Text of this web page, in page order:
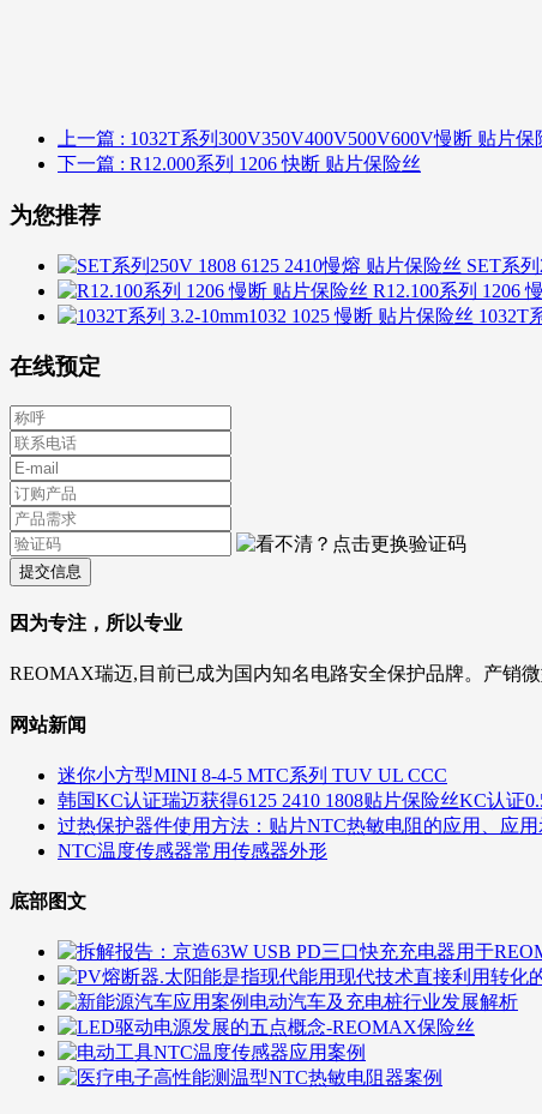
上一篇 : 1032T系列300V350V400V500V600V慢断 贴片保
下一篇 : R12.000系列 1206 快断 贴片保险丝
为您推荐
SET系
R12.100系列 1206
1032T
在线预定
提交信息
因为专注，所以专业
REOMAX瑞迈,目前已成为国内知名电路安全保护品牌。产销
网站新闻
迷你小方型MINI 8-4-5 MTC系列 TUV UL CCC
韩国KC认证瑞迈获得6125 2410 1808贴片保险丝KC认证
过热保护器件使用方法：贴片NTC热敏电阻的应用、应
NTC温度传感器常用传感器外形
底部图文